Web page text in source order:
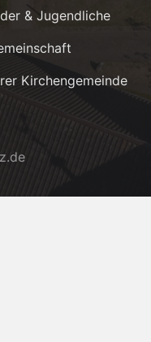
& Jugendliche
Kirchengemeinde